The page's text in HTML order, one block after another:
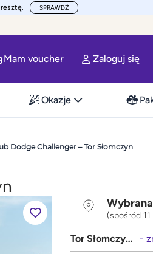
SPRAWDŹ
Mam voucher Zaloguj się
Okazje
Dodge Challenger – Tor Słomczyn
(spośród
Tor Słomczyn (Warszawa, Grójec) -